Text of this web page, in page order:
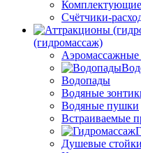
Счётчики-
(гидромассаж)
Аэромассажные
Водопады
Водяные
Водяные пушки
Встраиваемые
Душевые стойки